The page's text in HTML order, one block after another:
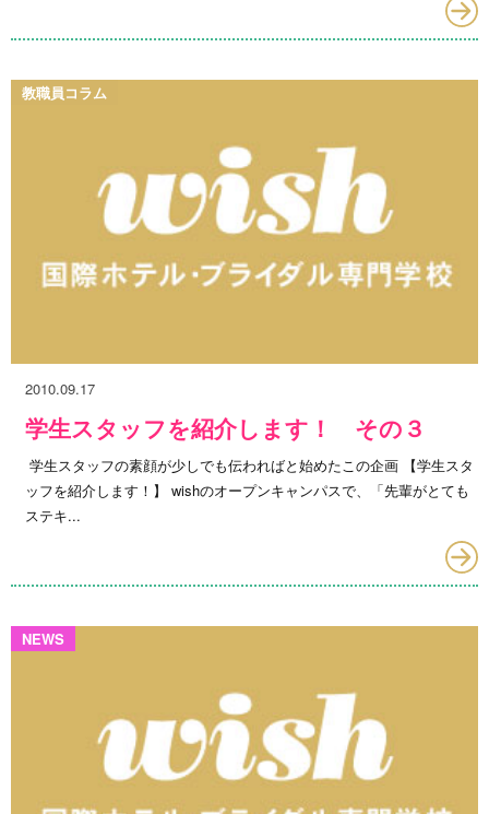
教職員コラム
2010.09.17
学生スタッフを紹介します！ その３
学生スタッフの素顔が少しでも伝わればと始めたこの企画 【学生スタ
ッフを紹介します！】 wishのオープンキャンパスで、「先輩がとても
ステキ...
NEWS